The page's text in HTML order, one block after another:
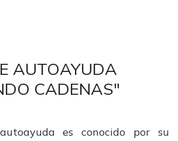
AUTOAYUDA
CADENAS"
es conocido por su